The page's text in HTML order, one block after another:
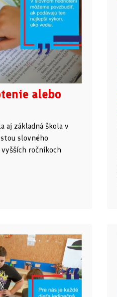
alebo
aj základná škola v
slovného
ročníkoch